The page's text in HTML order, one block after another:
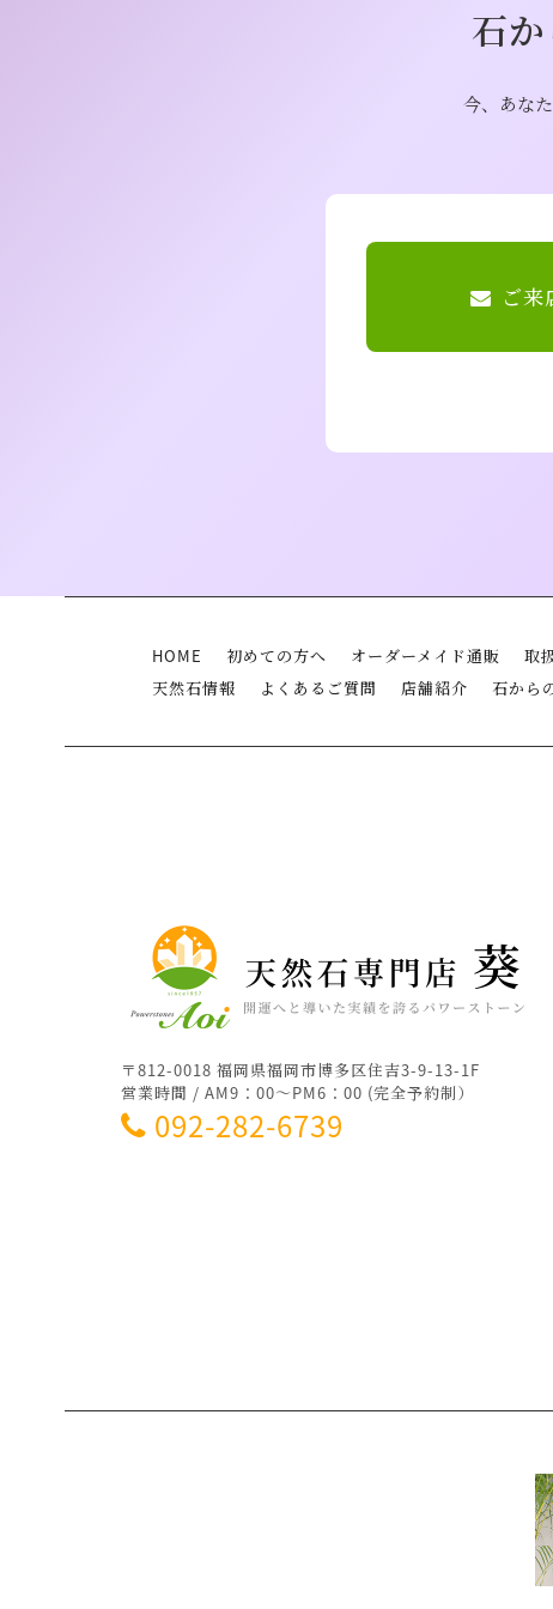
石
今、あな
ご来
HOME 初めての方へ オーダーメイド通販 取
天然石情報
よくあるご質問 店舗紹介 石から
〒812-0018 福岡県福岡市博多区住吉3-9-13-1F
営業時間 / AM9：00～PM6：00 (完全予約制）
092-282-6739